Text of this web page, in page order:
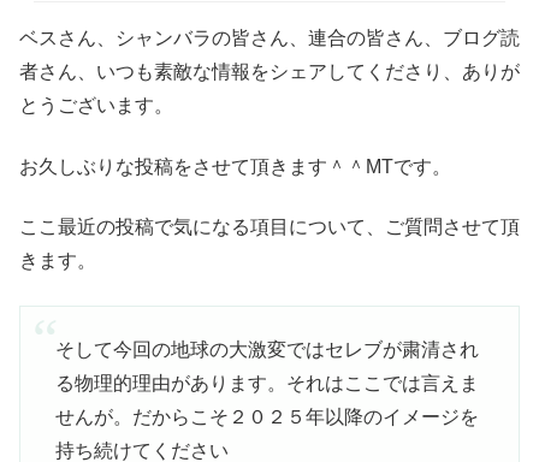
ベスさん、シャンバラの皆さん、連合の皆さん、ブログ読
者さん、いつも素敵な情報をシェアしてくださり、ありが
とうございます。
お久しぶりな投稿をさせて頂きます＾＾MTです。
ここ最近の投稿で気になる項目について、ご質問させて頂
きます。
そして今回の地球の大激変ではセレブが粛清され
る物理的理由があります。それはここでは言えま
せんが。だからこそ２０２５年以降のイメージを
持ち続けてください